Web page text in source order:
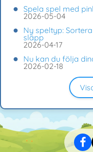
Spela spel med
2026-05-04
Ny speltyp:
släpp
2026-04-17
Nu kan du följa
2026-02-18